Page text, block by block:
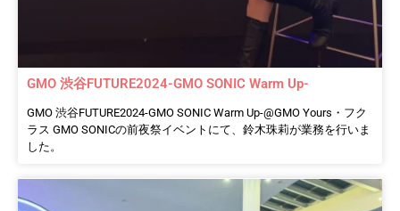
GMO 渋谷FUTURE2024-GMO SONIC Warm Up-
GMO 渋谷FUTURE2024-GMO SONIC Warm Up-@GMO Yours・フク
ラス GMO SONICの前夜祭イベントにて、鈴木珠莉が業務を行いま
した。